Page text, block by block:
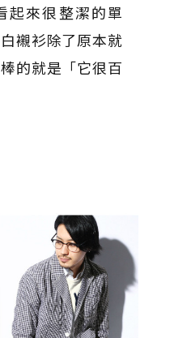
起來很整潔的單
襯衫除了原本就
的就是「它很百